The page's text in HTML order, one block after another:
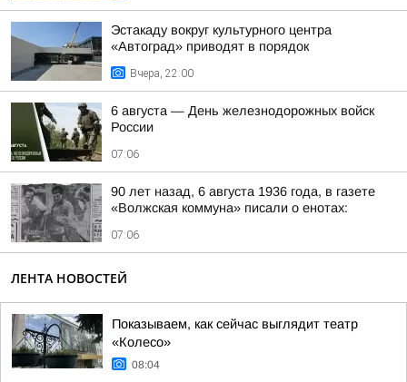
Эстакаду вокруг культурного центра
«Автоград» приводят в порядок
Вчера, 22:00
6 августа — День железнодорожных войск
России
07:06
90 лет назад, 6 августа 1936 года, в газете
«Волжская коммуна» писали о енотах:
07:06
ЛЕНТА НОВОСТЕЙ
Показываем, как сейчас выглядит театр
«Колесо»
08:04